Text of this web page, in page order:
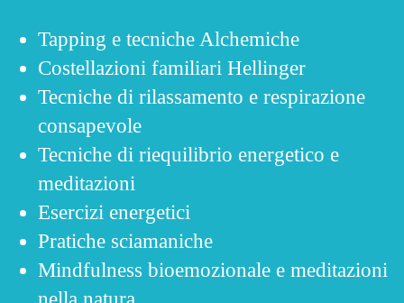
Tapping e tecniche Alchemiche
Costellazioni familiari Hellinger
Tecniche di rilassamento e respirazione
consapevole
Tecniche di riequilibrio energetico e
meditazioni
Esercizi energetici
Pratiche sciamaniche
Mindfulness bioemozionale e meditazioni